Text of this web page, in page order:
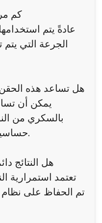
كم
عادةً يتم
الجرعة التي يتم
هل تساعد هذه
يمكن أن
بالسكري من
حساسية الأنسولين وخفض الوزن.
هل النتائج
تعتمد استمرارية
تم الحفاظ على